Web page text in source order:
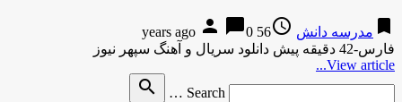
bookmark مدرسه دانش access_time
56 years ago
person chat_bubble0
فارس-42 دقیقه پیش دانلود سریال و آهنگ سپهر نیوز
View article...
Search …
search